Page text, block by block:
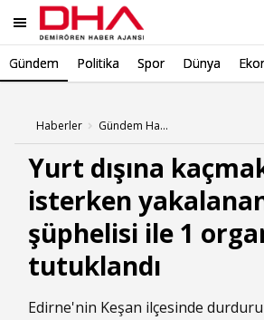
Gündem Politika Spor Dünya
Haberler Gündem Haberleri
Yurt dışına
isterken
şüphelisi ile 1
tutuklandı
Edirne'nin Keşan ilçesinde